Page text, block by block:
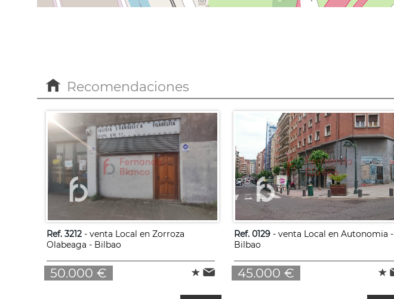
Recomendaciones
Ref. 3212 - venta Local en Zorroza
Olabeaga - Bilbao
50.000 €
Ref. 0129- venta Local en Autonomia -
Bilbao
45.000 €